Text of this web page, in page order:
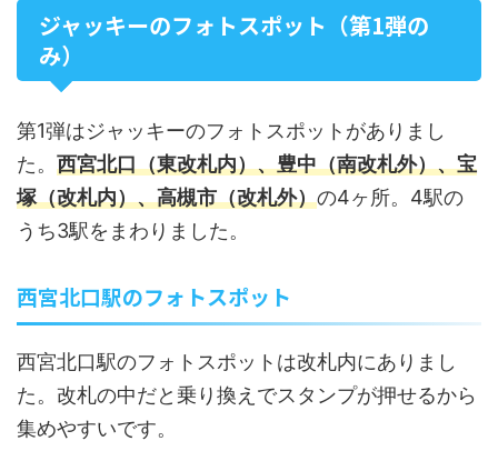
ジャッキーのフォトスポット（第1弾の
み）
第1弾はジャッキーのフォトスポットがありまし
た。 西宮北口（東改札内）、豊中（南改札外）、宝
塚（改札内）、高槻市（改札外）の4ヶ所。4駅の
うち3駅をまわりました。
西宮北口駅のフォトスポット
西宮北口駅のフォトスポットは改札内にありまし
た。改札の中だと乗り換えでスタンプが押せるから
集めやすいです。